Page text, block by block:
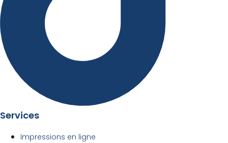
Services
Impressions en ligne